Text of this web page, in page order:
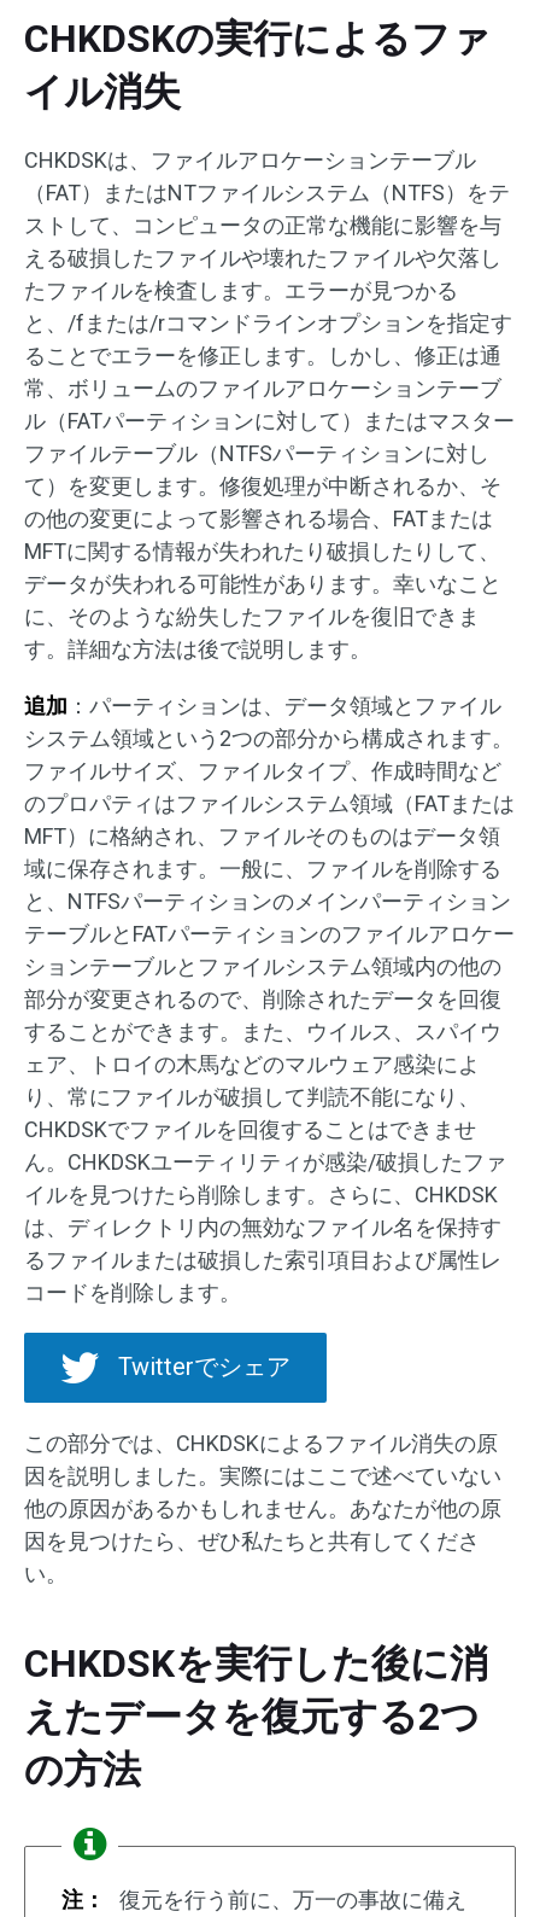
CHKDSKの実行によるファ
イル消失
CHKDSKは、ファイルアロケーションテーブル
（FAT）またはNTファイルシステム（NTFS）をテ
ストして、コンピュータの正常な機能に影響を与
える破損したファイルや壊れたファイルや欠落し
たファイルを検査します。エラーが見つかる
と、/fまたは/rコマンドラインオプションを指定す
ることでエラーを修正します。しかし、修正は通
常、ボリュームのファイルアロケーションテーブ
ル（FATパーティションに対して）またはマスター
ファイルテーブル（NTFSパーティションに対し
て）を変更します。修復処理が中断されるか、そ
の他の変更によって影響される場合、FATまたは
MFTに関する情報が失われたり破損したりして、
データが失われる可能性があります。幸いなこと
に、そのような紛失したファイルを復旧できま
す。詳細な方法は後で説明します。
追加 ：パーティションは、データ領域とファイル
システム領域という2つの部分から構成されます。
ファイルサイズ、ファイルタイプ、作成時間など
のプロパティはファイルシステム領域（FATまたは
MFT）に格納され、ファイルそのものはデータ領
域に保存されます。一般に、ファイルを削除する
と、NTFSパーティションのメインパーティション
テーブルとFATパーティションのファイルアロケー
ションテーブルとファイルシステム領域内の他の
部分が変更されるので、削除されたデータを回復
することができます。また、ウイルス、スパイウ
ェア、トロイの木馬などのマルウェア感染によ
り、常にファイルが破損して判読不能になり、
CHKDSKでファイルを回復することはできませ
ん。CHKDSKユーティリティが感染/破損したファ
イルを見つけたら削除します。さらに、CHKDSK
は、ディレクトリ内の無効なファイル名を保持す
るファイルまたは破損した索引項目および属性レ
コードを削除します。
Twitterでシェア
この部分では、CHKDSKによるファイル消失の原
因を説明しました。実際にはここで述べていない
他の原因があるかもしれません。あなたが他の原
因を見つけたら、ぜひ私たちと共有してくださ
い。
CHKDSKを実行した後に消
えたデータを復元する2つ
の方法
注：
復元を行う前に、万一の事故に備え